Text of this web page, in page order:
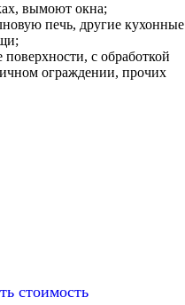
вымоют окна;
печь, другие кухонные
с обработкой
ограждении, прочих
стоимость